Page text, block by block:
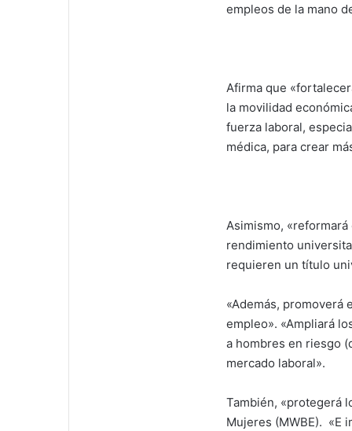
empleos de la mano
Afirma que
la movilidad
fuerza laboral,
médica, para crear
Asimismo,
rendimiento
requieren un título
«Además, promoverá
empleo». «Ampliará
a hombres en riesgo
mercado laboral».
También, «protegerá
Mujeres (MWBE). «E